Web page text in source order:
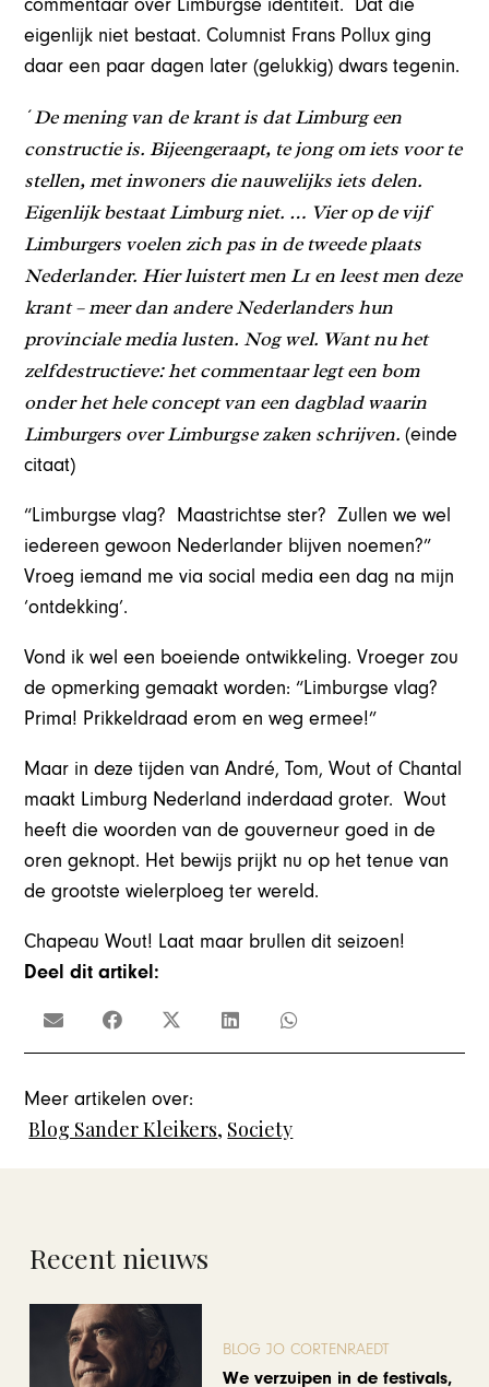
commentaar over Limburgse identiteit. Dat die
eigenlijk niet bestaat. Columnist Frans Pollux ging
daar een paar dagen later (gelukkig) dwars tegenin.
´De mening van de krant is dat Limburg een
constructie is. Bijeengeraapt, te jong om iets voor te
stellen, met inwoners die nauwelijks iets delen.
Eigenlijk bestaat Limburg niet. … Vier op de vijf
Limburgers voelen zich pas in de tweede plaats
Nederlander. Hier luistert men L1 en leest men deze
krant – meer dan andere Nederlanders hun
provinciale media lusten. Nog wel. Want nu het
zelfdestructieve: het commentaar legt een bom
onder het hele concept van een dagblad waarin
Limburgers over Limburgse zaken schrijven.(einde
citaat)
“Limburgse vlag? Maastrichtse ster? Zullen we wel
iedereen gewoon Nederlander blijven noemen?”
Vroeg iemand me via social media een dag na mijn
‘ontdekking’.
Vond ik wel een boeiende ontwikkeling. Vroeger zou
de opmerking gemaakt worden: “Limburgse vlag?
Prima! Prikkeldraad erom en weg ermee!”
Maar in deze tijden van André, Tom, Wout of Chantal
maakt Limburg Nederland inderdaad groter. Wout
heeft die woorden van de gouverneur goed in de
oren geknopt. Het bewijs prijkt nu op het tenue van
de grootste wielerploeg ter wereld.
Chapeau Wout! Laat maar brullen dit seizoen!
Deel dit artikel:
Meer artikelen over:
Blog Sander Kleikers, Society
Recent nieuws
BLOG JO CORTENRAEDT
We verzuipen in de festivals,